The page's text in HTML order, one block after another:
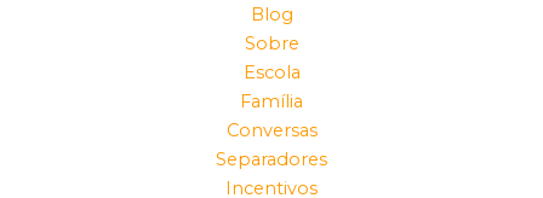
Blog
Sobre
Escola
Família
Conversas
Separadores
Incentivos